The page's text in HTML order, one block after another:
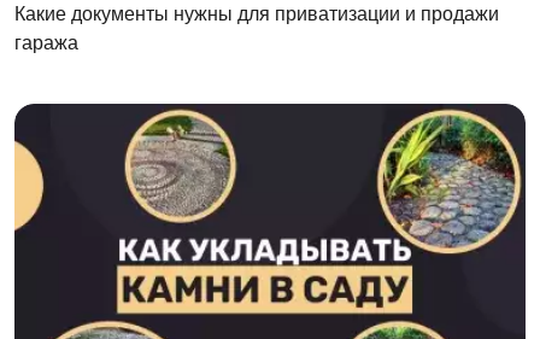
Какие документы нужны для приватизации и продажи
гаража